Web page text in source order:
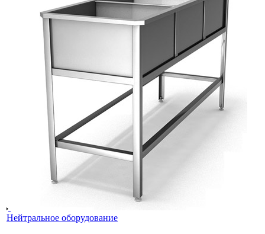
Нейтральное оборудование